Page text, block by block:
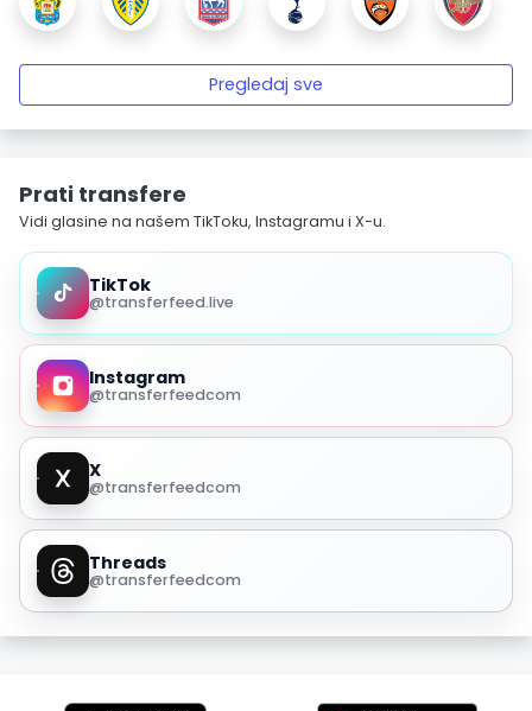
Pregledaj sve
Prati transfere
Vidi glasine na našem TikToku, Instagramu i X-u.
TikTok
@transferfeed.live
Instagram
@transferfeedcom
X
@transferfeedcom
Threads
@transferfeedcom